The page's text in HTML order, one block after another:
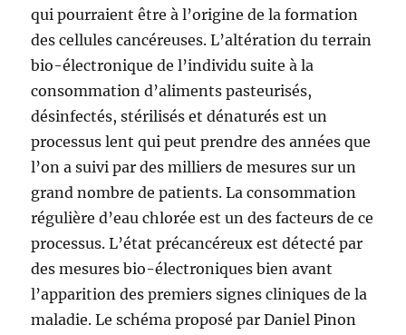
qui pourraient être à l’origine de la formation
des cellules cancéreuses. L’altération du terrain
bio-électronique de l’individu suite à la
consommation d’aliments pasteurisés,
désinfectés, stérilisés et dénaturés est un
processus lent qui peut prendre des années que
l’on a suivi par des milliers de mesures sur un
grand nombre de patients. La consommation
régulière d’eau chlorée est un des facteurs de ce
processus. L’état précancéreux est détecté par
des mesures bio-électroniques bien avant
l’apparition des premiers signes cliniques de la
maladie. Le schéma proposé par Daniel Pinon